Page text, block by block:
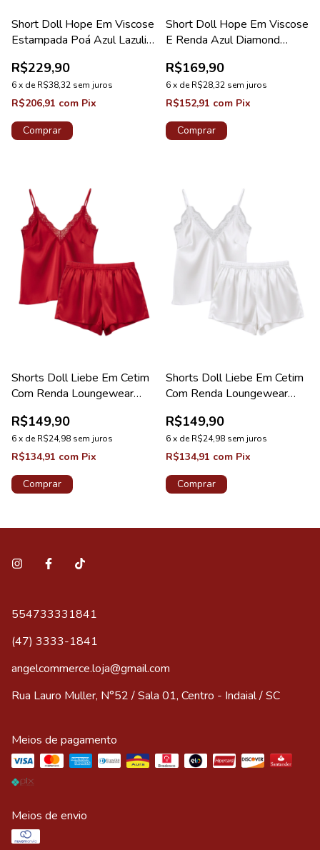
Short Doll Hope Em Viscose
Estampada Poá Azul Lazuli
R$229,90
6x deR$38,32 sem juros
R$206,91 com Pix
Comprar
Short Doll Hope Em Viscose
E Renda Azul Diamond
R$169,90
6x deR$28,32 sem juros
R$152,91 com Pix
Comprar
Shorts Doll Liebe Em Cetim
Com Renda Loungewear
R$149,90
6x deR$24,98 sem juros
R$134,91 com Pix
Comprar
Shorts Doll Liebe Em Cetim
Com Renda Loungewear
R$149,90
6x deR$24,98 sem juros
R$134,91 com Pix
Comprar
554733331841
(47) 3333-1841
angelcommerce.loja@gmail.com
Rua Lauro Muller, N°52 / Sala 01, Centro - Indaial / SC
Meios de pagamento
Meios de envio